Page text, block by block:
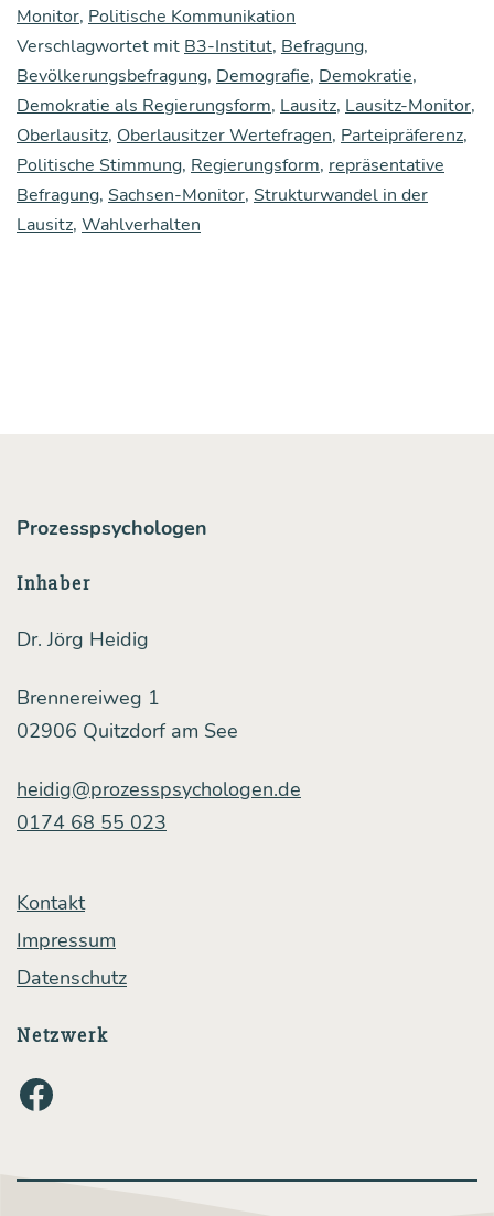
(Kurz­
fas­
sung):
Monitor, Politische Kommunikation
Verschlagwortet mit B3-Institut, Befragung,
Bevölkerungsbefragung, Demografie, Demokratie,
Demokratie als Regierungsform, Lausitz, Lausitz-Monitor,
Oberlausitz, Oberlausitzer Wertefragen, Parteipräferenz,
Politische Stimmung, Regierungsform, repräsentative
Befragung, Sachsen-Monitor, Strukturwandel in der
Lausitz, Wahlverhalten
Prozesspsychologen
Inhaber
Dr. Jörg Heidig
Brennereiweg 1
02906 Quitzdorf am See
heidig@prozesspsychologen.de
0174 68 55 023
Kontakt
Impressum
Datenschutz
Netzwerk
Facebook